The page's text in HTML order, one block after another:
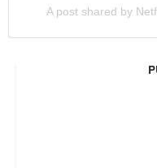
A post shared by